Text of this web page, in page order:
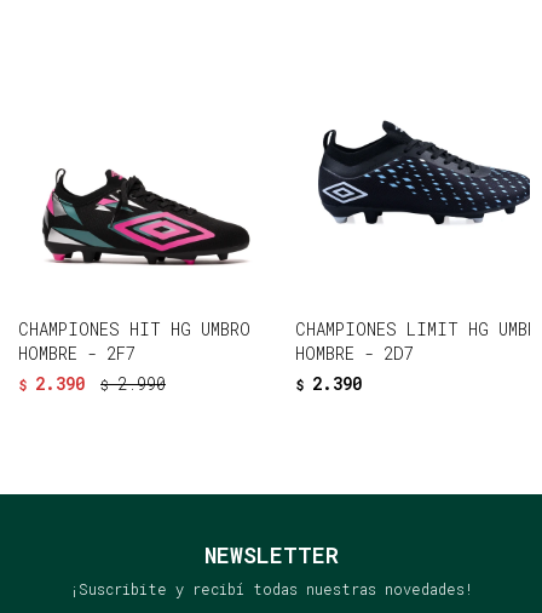
CHAMPIONES HIT HG UMBRO
HOMBRE - 2F7
$ 2.390 $ 2.990
CHAMPIONES LIMIT HG
HOMBRE - 2D7
$ 2.390
NEWSLETTER
¡Suscribite y recibí todas nuestras novedades!